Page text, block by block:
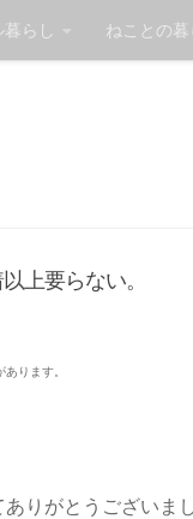
らし ねことの
上要らない。
ります。
りがとうございま